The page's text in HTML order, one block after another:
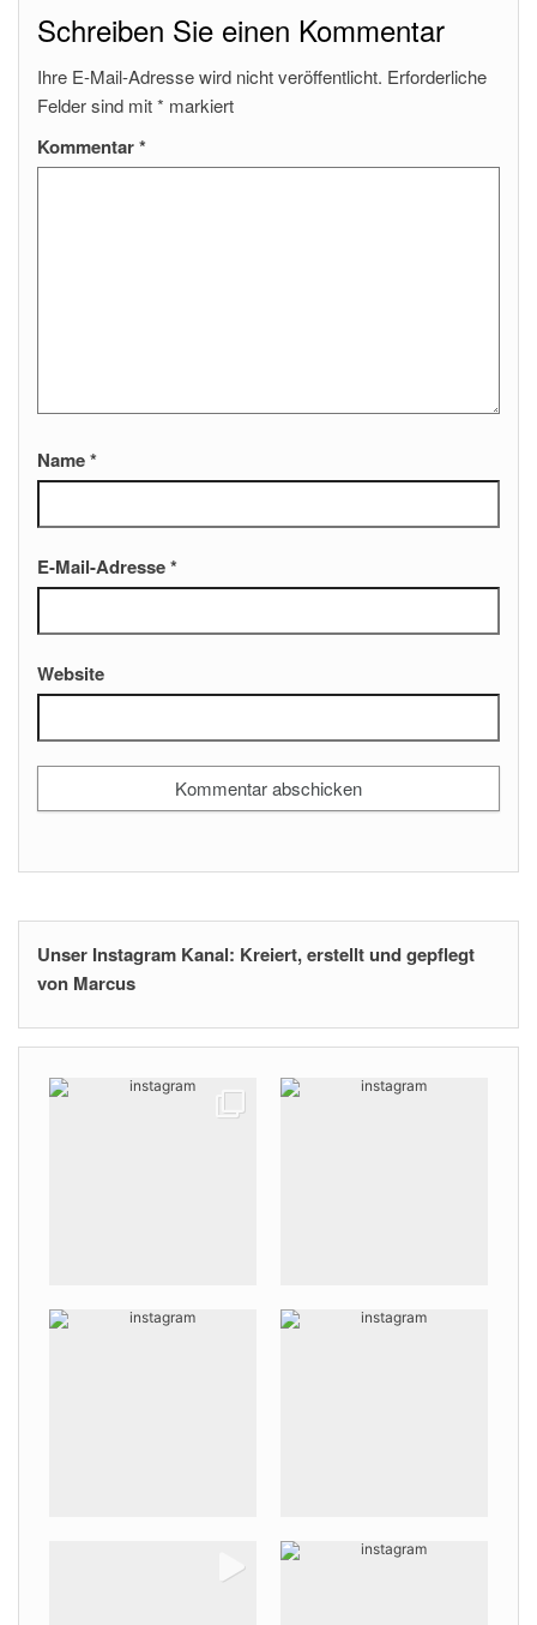
Schreiben Sie einen Kommentar
Ihre E-Mail-Adresse wird nicht veröffentlicht. Erforderliche
Felder sind mit* markiert
Kommentar*
Name*
E-Mail-Adresse*
Website
Unser Instagram Kanal: Kreiert, erstellt und gepflegt
von Marcus